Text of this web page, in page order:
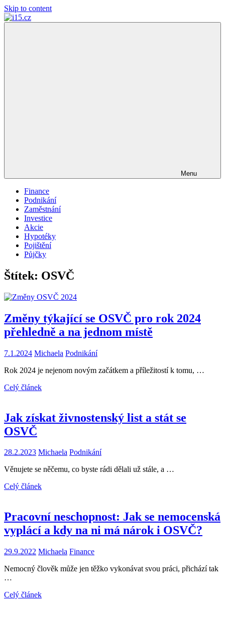
Skip to content
Menu
Finance
Podnikání
Zaměstnání
Investice
Akcie
Hypotéky
Pojištění
Půjčky
Štítek: OSVČ
Změny týkající se OSVČ pro rok 2024
přehledně a na jednom místě
7.1.2024 Michaela Podnikání
Rok 2024 je nejenom novým začátkem a příležitostí k tomu, …
Celý článek
Jak získat živnostenský list a stát se
OSVČ
28.2.2023 Michaela Podnikání
Věnujete se něčemu, co byste rádi dělali už stále, a …
Celý článek
Pracovní neschopnost: Jak se nemocenská
vyplácí a kdy na ni má nárok i OSVČ?
29.9.2022 Michaela Finance
Nemocný člověk může jen těžko vykonávat svou práci, přichází tak
…
Celý článek